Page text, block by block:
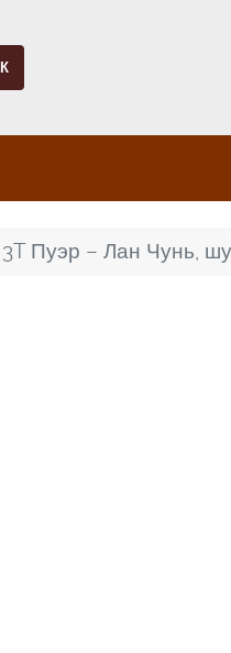
Пуэр – Лан Чунь, шу